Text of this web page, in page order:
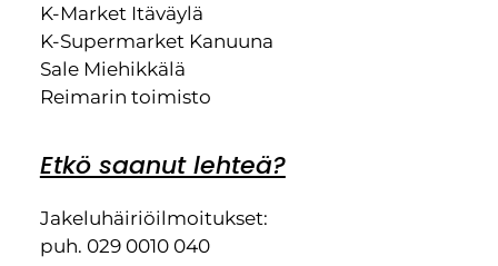
K-Market Itäväylä
K-Supermarket Kanuuna
Sale Miehikkälä
Reimarin toimisto
Etkö saanut lehteä?
Jakeluhäiriöilmoitukset:
puh. 029 0010 040